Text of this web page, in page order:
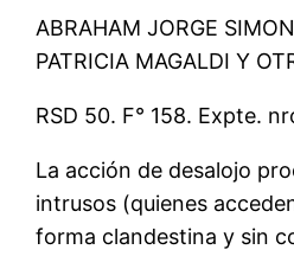
ABRAHAM JORGE
PATRICIA MAGALDI Y
RSD 50. F° 158. Expte.
La acción de desalojo
intrusos (quienes
forma clandestina y sin